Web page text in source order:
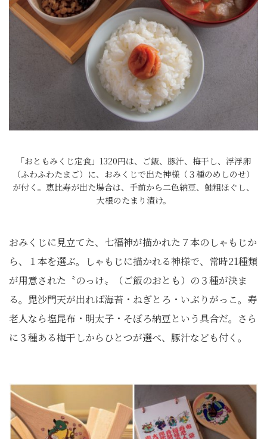
「おともみくじ定食」1320円は、ご飯、豚汁、梅干し、浮浮卵
（ふわふわたまご）に、おみくじで出た神様（３種のめしのせ）
が付く。恵比寿が出た場合は、手前から二色納豆、鮭粗ほぐし、
大根のたまり漬け。
おみくじに見立てた、七福神が描かれた７本のしゃもじか
ら、１本を選ぶ。しゃもじに描かれる神様で、常時21種類
が用意された〝のっけ〟（ご飯のおとも）の３種が決ま
る。毘沙門天が出れば海苔・ねぎとろ・いぶりがっこ。寿
老人なら塩昆布・明太子・そぼろ納豆という具合だ。さら
に３種ある梅干しからひとつが選べ、豚汁なども付く。